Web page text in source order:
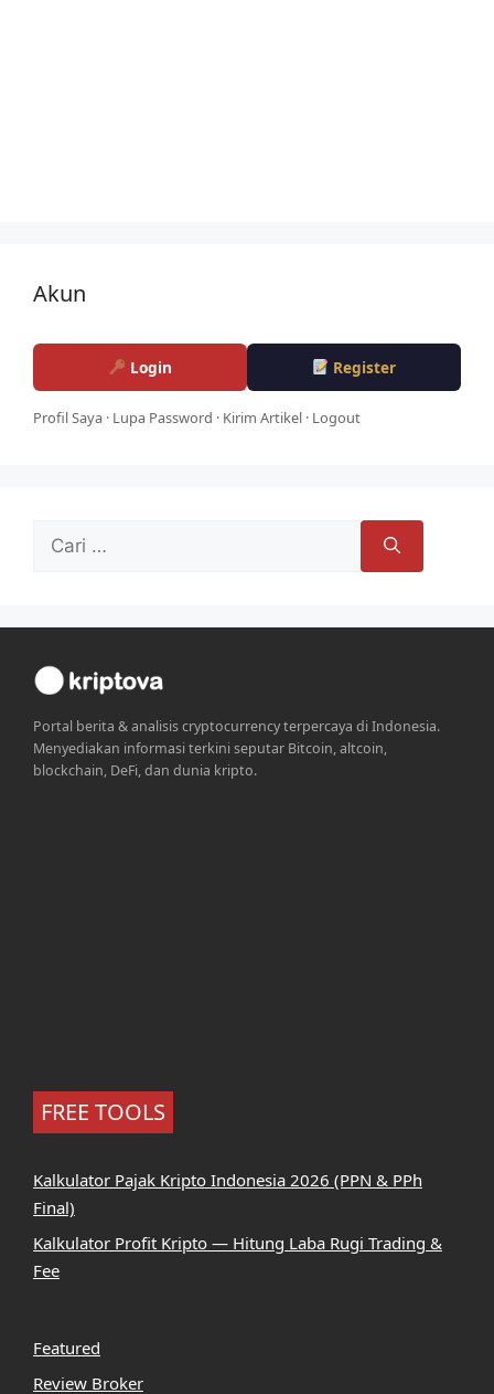
Akun
Login Register
Profil Saya · Lupa Password · Kirim Artikel · Logout
untuk:
Portal berita & analisis cryptocurrency terpercaya di Indonesia.
Menyediakan informasi terkini seputar Bitcoin, altcoin,
blockchain, DeFi, dan dunia kripto.
FREE TOOLS
Kalkulator Pajak Kripto Indonesia 2026 (PPN & PPh
Final)
Kalkulator Profit Kripto — Hitung Laba Rugi Trading &
Fee
Featured
Review Broker